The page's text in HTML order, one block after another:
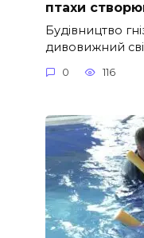
птахи
Будівництво
дивовижний
0 116